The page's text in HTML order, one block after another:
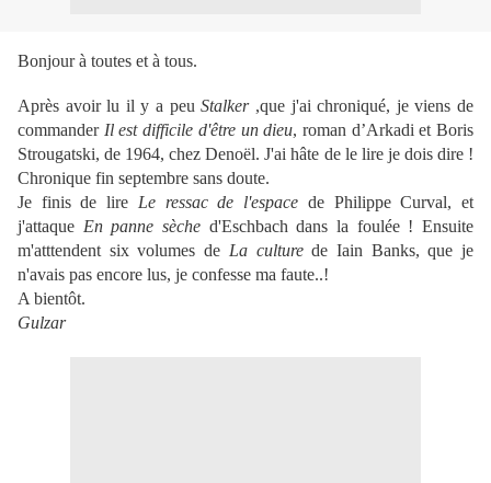
Bonjour à toutes et à tous.
Après avoir lu il y a peuStalker,que j'ai chroniqué, je viens de
commander Il est difficile d'être un dieu, roman d’Arkadi et Boris
Strougatski, de 1964, chez Denoël. J'ai hâte de le lire je dois dire !
Chronique fin septembre sans doute.
Je finis de lire Le ressac de l'espace de Philippe Curval, et
j'attaque En panne sèche d'Eschbach dans la foulée ! Ensuite
m'atttendent six volumes de La culturede Iain Banks, que je
n'avais pas encore lus, je confesse ma faute..!
A bientôt.
Gulzar